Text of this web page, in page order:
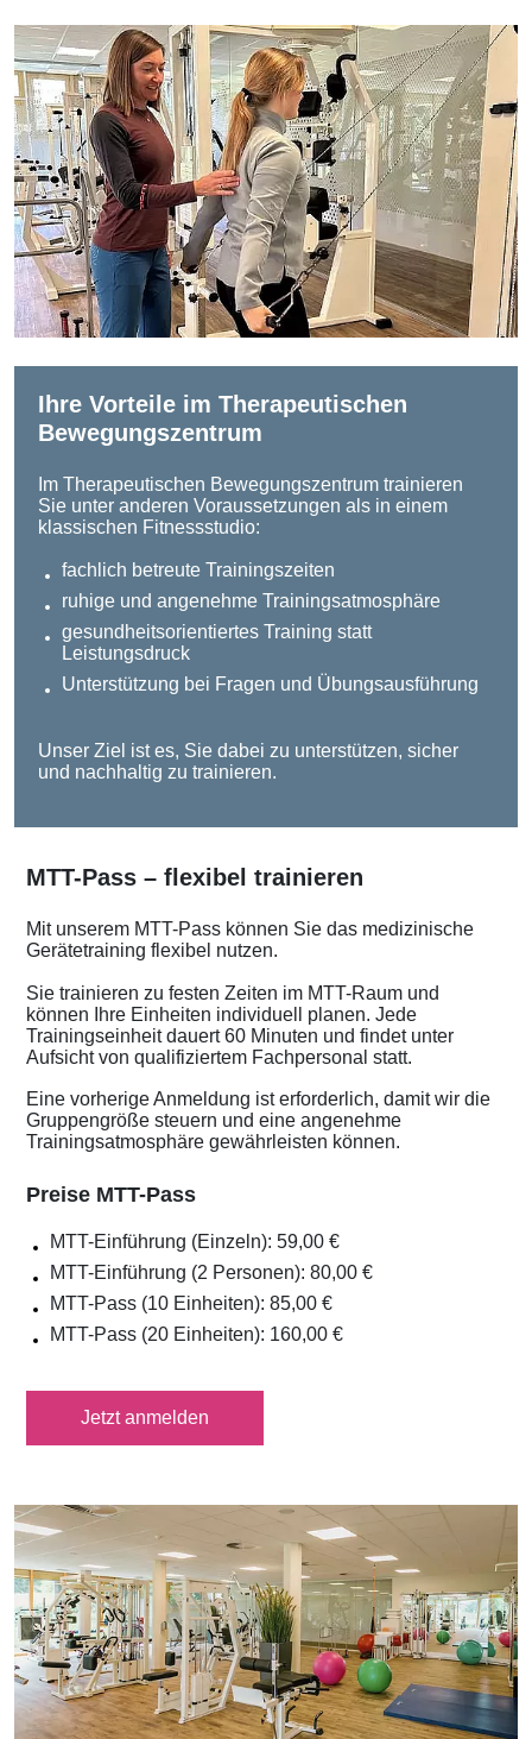
Ihre Vorteile im Therapeutischen
Bewegungszentrum
Im Therapeutischen Bewegungszentrum trainieren
Sie unter anderen Voraussetzungen als in einem
klassischen Fitnessstudio:
fachlich betreute Trainingszeiten
ruhige und angenehme Trainingsatmosphäre
gesundheitsorientiertes Training statt
Leistungsdruck
Unterstützung bei Fragen und Übungsausführung
Unser Ziel ist es, Sie dabei zu unterstützen, sicher
und nachhaltig zu trainieren.
MTT-Pass – flexibel trainieren
Mit unserem MTT-Pass können Sie das medizinische
Gerätetraining flexibel nutzen.
Sie trainieren zu festen Zeiten im MTT-Raum und
können Ihre Einheiten individuell planen. Jede
Trainingseinheit dauert 60 Minuten und findet unter
Aufsicht von qualifiziertem Fachpersonal statt.
Eine vorherige Anmeldung ist erforderlich, damit wir die
Gruppengröße steuern und eine angenehme
Trainingsatmosphäre gewährleisten können.
Preise MTT-Pass
MTT-Einführung (Einzeln): 59,00 €
MTT-Einführung (2 Personen): 80,00 €
MTT-Pass (10 Einheiten): 85,00 €
MTT-Pass (20 Einheiten): 160,00 €
Jetzt anmelden